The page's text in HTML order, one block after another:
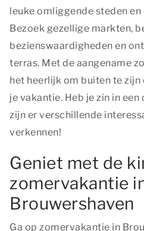
leuke omliggende steden
Bezoek gezellige markten,
bezienswaardigheden en
terras. Met de aangename
het heerlijk om buiten te
je vakantie. Heb je zin in
zijn er verschillende
verkennen!
Geniet met de
zomervakantie
Brouwershaven
Ga op zomervakantie in